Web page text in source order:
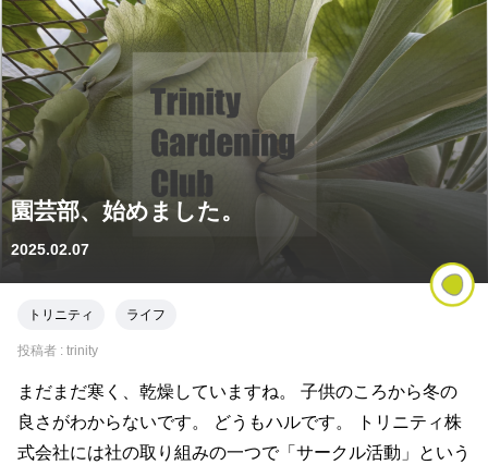
園芸部、始めました。
2025.02.07
トリニティ ライフ
投稿者 : trinity
まだまだ寒く、乾燥していますね。 子供のころから冬の
良さがわからないです。 どうもハルです。 トリニティ株
式会社には社の取り組みの一つで「サークル活動」という